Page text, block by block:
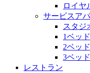
ロイヤ
サービスア
スタジ
1ベッ
2ベッ
3ベッ
レストラン